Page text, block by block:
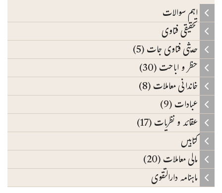
اہم سوالات
تحقیقی فتاوی
حدیثی فتاوی جات (5)
حظر و اباحت (30)
خاندانی معاملات (8)
عبادات (9)
عقائد و نظریات (17)
کتابیں
مالی معاملات (20)
ماہنامہ دارالتقوی